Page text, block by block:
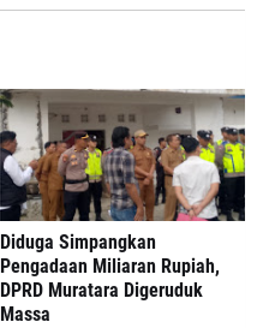
Diduga Simpangkan
Pengadaan Miliaran Rupiah,
DPRD Muratara Digeruduk
Massa